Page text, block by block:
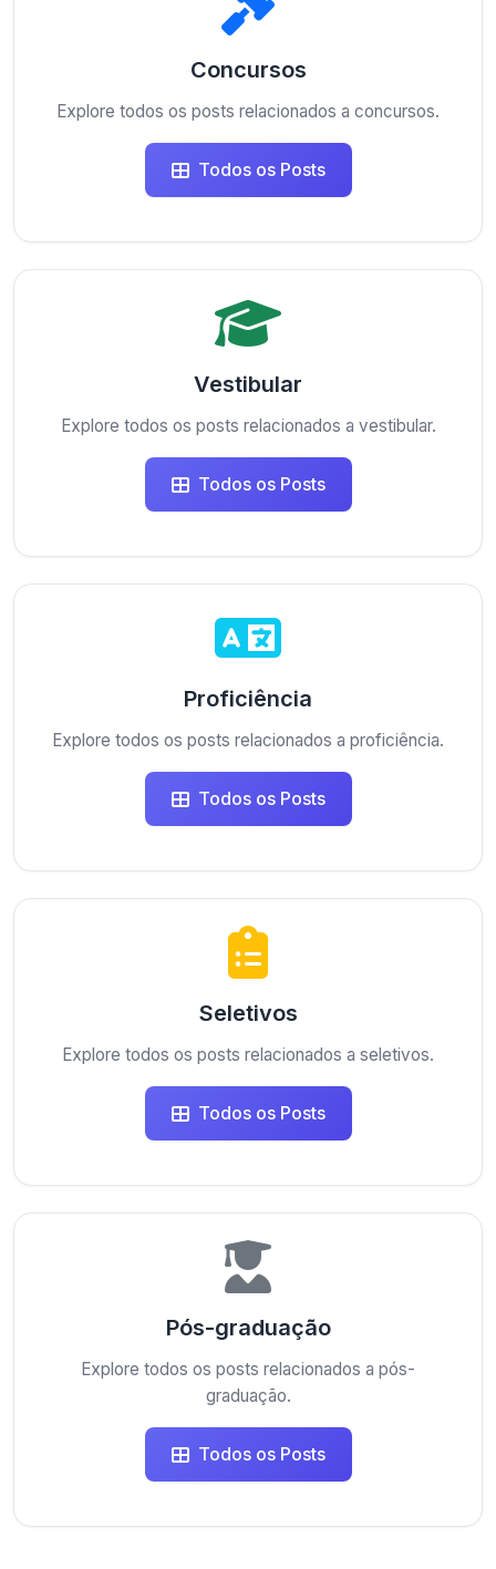
Concursos
Explore todos os posts relacionados a concursos.
Todos os Posts
Vestibular
Explore todos os posts relacionados a vestibular.
Todos os Posts
Proficiência
Explore todos os posts relacionados a proficiência.
Todos os Posts
Seletivos
Explore todos os posts relacionados a seletivos.
Todos os Posts
Pós-graduação
Explore todos os posts relacionados a pós-
graduação.
Todos os Posts